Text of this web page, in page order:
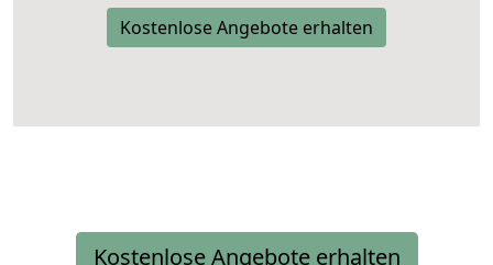
Kostenlose Angebote erhalten
Kostenlose Angebote erhalten